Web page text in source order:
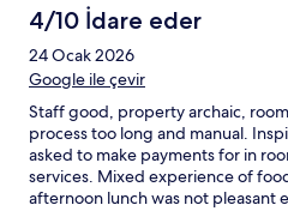
4/10 İdare eder
24 Ocak 2026
Google ile çevir
Staff good, property archaic,
process too long and manual.
asked to make payments for in
services. Mixed experience of
afternoon lunch was not pleasant